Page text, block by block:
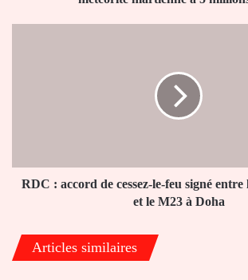
entre
M23
RDC : accord de cessez-le-feu signé
et le M23 à Doha
Articles similaires